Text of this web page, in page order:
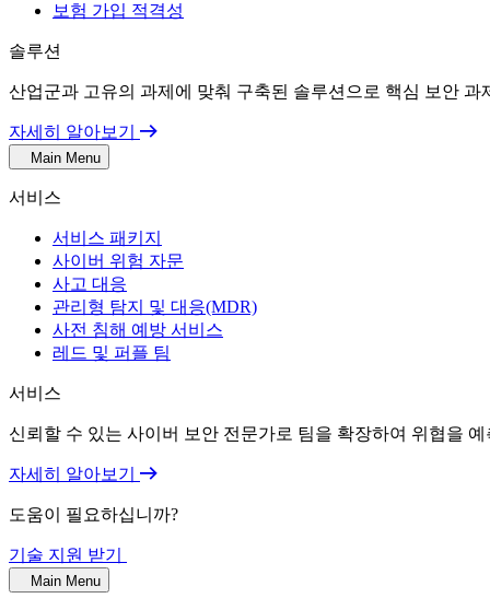
보험 가입 적격성
솔루션
산업군과 고유의 과제에 맞춰 구축된 솔루션으로 핵심 보안 과
자세히 알아보기
Main Menu
서비스
서비스 패키지
사이버 위험 자문
사고 대응
관리형 탐지 및 대응(MDR)
사전 침해 예방 서비스
레드 및 퍼플 팀
서비스
신뢰할 수 있는 사이버 보안 전문가로 팀을 확장하여 위협을
자세히 알아보기
도움이 필요하십니까?
기술 지원 받기
Main Menu